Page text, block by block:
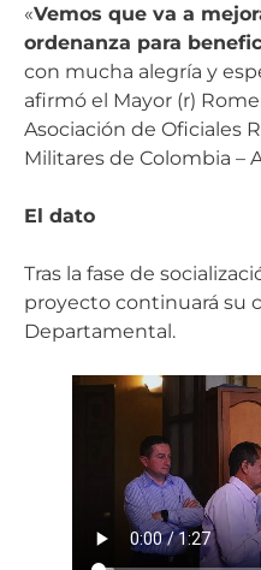
«Vemos que va a
ordenanza para
con mucha alegría y
afirmó el Mayor (r)
Asociación de Oficiales
Militares de Colombia –
El dato
Tras la fase de
proyecto continuará su
Departamental.